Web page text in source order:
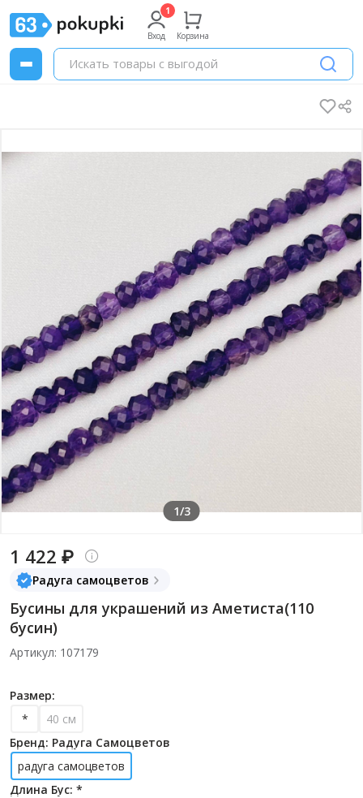
Вход Корзина
1/3
1 422 ₽
Радуга самоцветов
Бусины для украшений из Аметиста(110
бусин)
Артикул: 107179
Размер:
*
40 см
Бренд: Радуга Самоцветов
радуга самоцветов
Длина Бус: *